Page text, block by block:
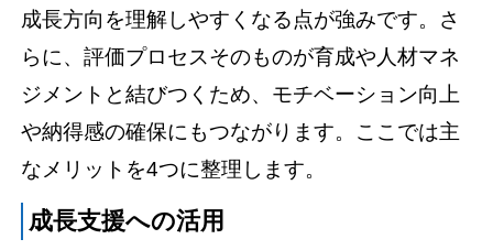
成長方向を理解しやすくなる点が強みです。さ
らに、評価プロセスそのものが育成や人材マネ
ジメントと結びつくため、モチベーション向上
や納得感の確保にもつながります。ここでは主
なメリットを4つに整理します。
成長支援への活用